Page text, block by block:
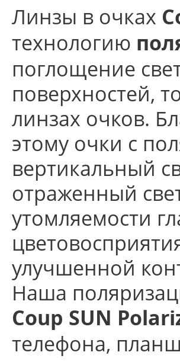
Линзы в очках
технологию
поглощение
поверхностей,
линзах очков.
этому очки с
вертикальный
отраженный
утомляемости
улучшенной
Наша
Coup SUN
телефона,